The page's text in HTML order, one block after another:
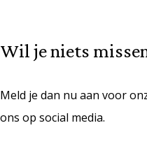
Wil je niets
Meld je dan nu aan voor
ons op social media.